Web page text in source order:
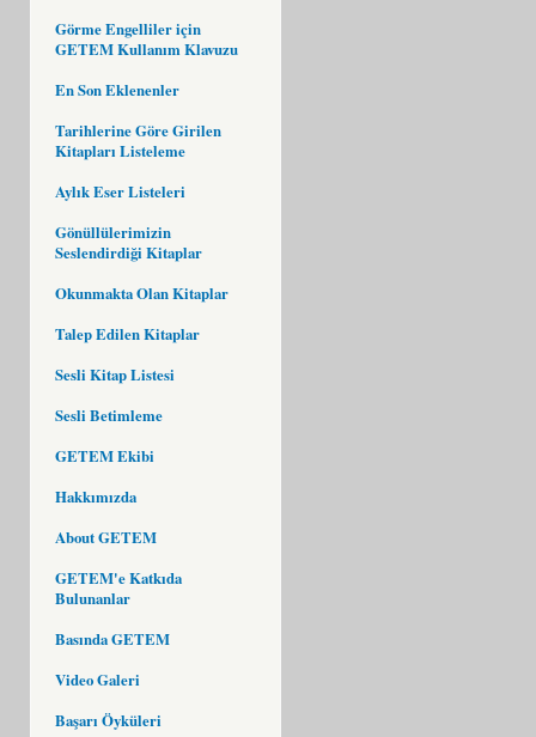
Görme Engelliler için
GETEM Kullanım Klavuzu
En Son Eklenenler
Tarihlerine Göre Girilen
Kitapları Listeleme
Aylık Eser Listeleri
Gönüllülerimizin
Seslendirdiği Kitaplar
Okunmakta Olan Kitaplar
Talep Edilen Kitaplar
Sesli Kitap Listesi
Sesli Betimleme
GETEM Ekibi
Hakkımızda
About GETEM
GETEM'e Katkıda
Bulunanlar
Basında GETEM
Video Galeri
Başarı Öyküleri